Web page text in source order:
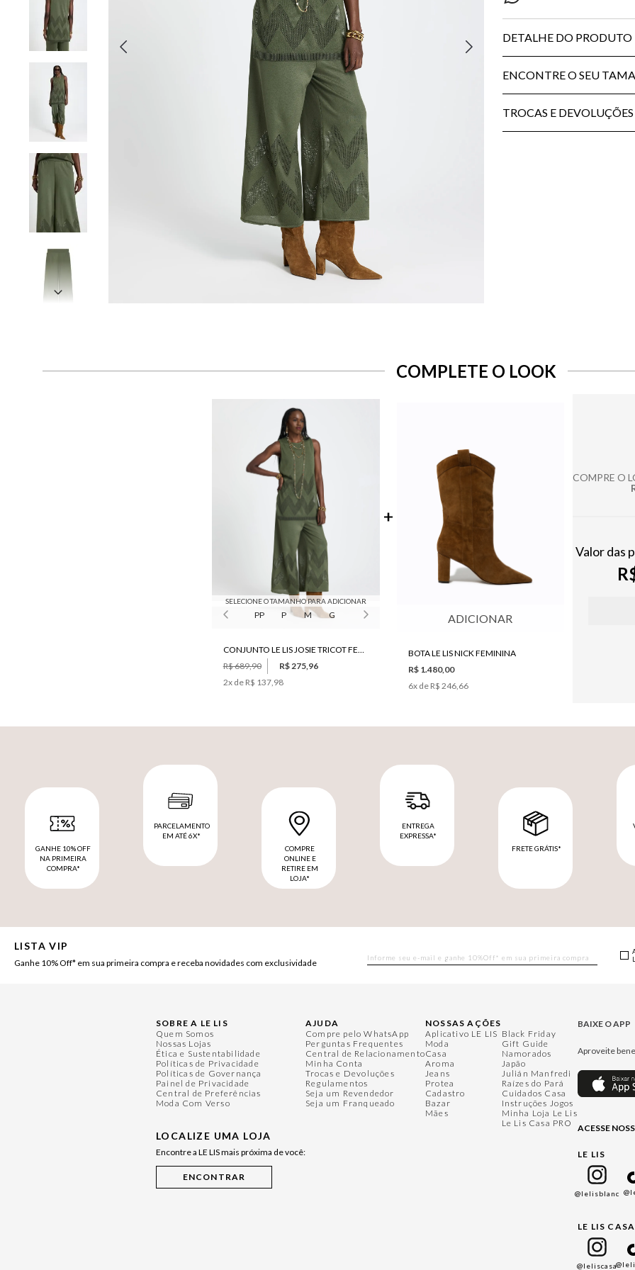
DETALHE DO PRODUTO
ENCONTRE O SEU
TROCAS E DEVOLUÇÕES
COMPLETE O LOOK
SELECIONE O TAMANHO PARA ADICIONAR
PP P M G
CONJUNTO LE LIS JOSIE TRICOT FEMININO
R$ 689,90
R$ 275,96
2x de R$ 137,98
ADICIONAR
BOTA LE LIS NICK FEMININA
R$ 1.480,00
6x de R$ 246,66
COMPRE O
Valor das
GANHE 10% OFF
NA PRIMEIRA
COMPRA*
PARCELAMENTO
EM ATÉ 6X*
COMPRE
ONLINE E
RETIRE EM
LOJA*
ENTREGA
EXPRESSA*
FRETE GRÁTIS*
LISTA VIP
Ganhe 10% Off* em sua primeira compra e receba novidades com exclusividade
SOBRE A LE LIS
Quem Somos
Nossas Lojas
Ética e Sustentabilidade
Políticas de Privacidade
Políticas de Governança
Painel de Privacidade
Central de Preferências
Moda Com Verso
LOCALIZE UMA LOJA
Encontre a LE LIS mais próxima de você:
AJUDA
Compre pelo WhatsApp
Perguntas Frequentes
Central de Relacionamento
Minha Conta
Trocas e Devoluções
Regulamentos
Seja um Revendedor
Seja um Franqueado
NOSSAS AÇÕES
Aplicativo LE LIS
Moda
Casa
Aroma
Jeans
Protea
Cadastro
Bazar
Mães
Black Friday
Gift Guide
Namorados
Japão
Julián Manfredi
Raízes do Pará
Cuidados Casa
Instruções Jogos
Minha Loja Le Lis
Le Lis Casa PRO
BAIXE O APP
Aproveite
ACESSE
LE LIS
@lelisblanc
LE LIS CASA
@leliscasa